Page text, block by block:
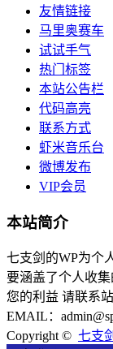
友情链接
马里奥赛车
试试手气
热门标签
本站公告栏
代码高亮
联系方式
虾米音乐台
微博发布
VIP会员
本站简介
七支剑的WP为个
要涵盖了个人收
您的利益 请联系
EMAIL：
Copyright © 七支